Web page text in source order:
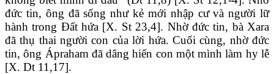
đức tin, ông đã sống như kẻ mới nhập cư và người lữ
hành trong Đất hứa [X. St 23,4]. Nhờ đức tin, bà Xara
đã thụ thai người con của lời hứa. Cuối cùng, nhờ đức
tin, ông Ápraham đã dâng hiến con một mình làm hy lễ
[X. Dt 11,17].